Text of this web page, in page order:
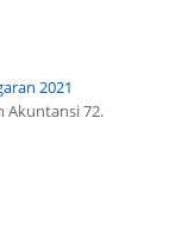
2021
Akuntansi 72.